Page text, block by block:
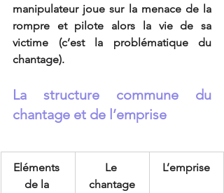
manipulateur joue sur la menace de la
rompre et pilote alors la vie de sa
victime (c’est la problématique du
chantage).
La structure commune du
chantage et de l’emprise
Eléments
de la
Le
chantage
L’emprise